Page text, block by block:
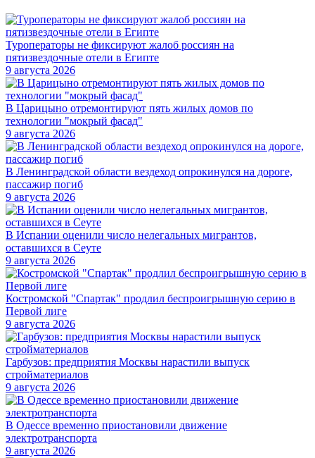
Туроператоры не фиксируют жалоб россиян на
пятизвездочные отели в Египте
9 августа 2026
В Царицыно отремонтируют пять жилых домов по
технологии "мокрый фасад"
9 августа 2026
В Ленинградской области вездеход опрокинулся на дороге,
пассажир погиб
9 августа 2026
В Испании оценили число нелегальных мигрантов,
оставшихся в Сеуте
9 августа 2026
Костромской "Спартак" продлил беспроигрышную серию в
Первой лиге
9 августа 2026
Гарбузов: предприятия Москвы нарастили выпуск
стройматериалов
9 августа 2026
В Одессе временно приостановили движение
электротранспорта
9 августа 2026